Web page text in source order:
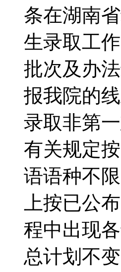
条在湖南
生录取工
批次及办
报我院的
录取非第
有关规定
语语种不
上按已公
程中出现
总计划不